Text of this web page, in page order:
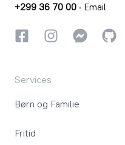
+299 36 70 00 · Email
FacebookInstagramInstagram
GitHub
Services
Børn og Familie
Fritid